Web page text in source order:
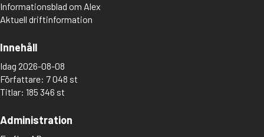
Informationsblad om Alex
Aktuell driftinformation
Innehåll
Idag 2026-08-08
Författare: 7 048 st
Titlar: 185 346 st
Administration